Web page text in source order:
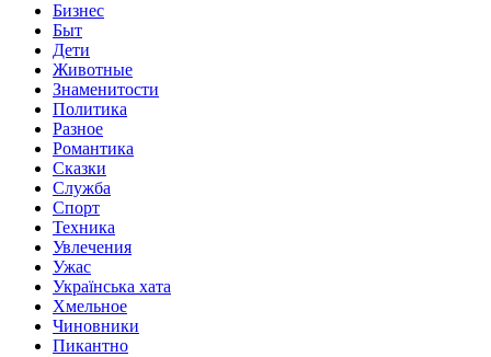
Бизнес
Быт
Дети
Животные
Знаменитости
Политика
Разное
Романтика
Сказки
Служба
Спорт
Техника
Увлечения
Ужас
Українська хата
Хмельное
Чиновники
Пикантно